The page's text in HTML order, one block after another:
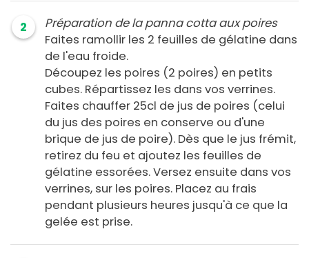
2
Préparation de la panna cotta aux poires
Faites ramollir les 2 feuilles de gélatine dans
de l'eau froide.
Découpez les poires (2 poires) en petits
cubes. Répartissez les dans vos verrines.
Faites chauffer 25cl de jus de poires (celui
du jus des poires en conserve ou d'une
brique de jus de poire). Dès que le jus frémit,
retirez du feu et ajoutez les feuilles de
gélatine essorées. Versez ensuite dans vos
verrines, sur les poires. Placez au frais
pendant plusieurs heures jusqu'à ce que la
gelée est prise.